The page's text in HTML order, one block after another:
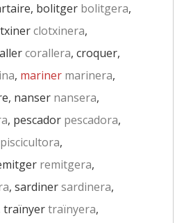
bolitger bolitgera,
clotxinera,
corallera, croquer,
, mariner marinera,
nanser nansera,
, pescador pescadora,
piscicultora,
remitgera,
, sardinersardinera,
traïnyertraïnyera,